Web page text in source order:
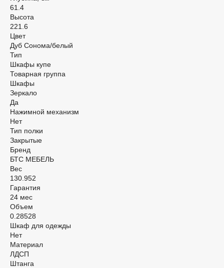
61.4
Высота
221.6
Цвет
Дуб Сонома/белый
Тип
Шкафы купе
Товарная группа
Шкафы
Зеркало
Да
Нажимной механизм
Нет
Тип полки
Закрытые
Бренд
БТС МЕБЕЛЬ
Вес
130.952
Гарантия
24 мес
Объем
0.28528
Шкаф для одежды
Нет
Материал
ЛДСП
Штанга